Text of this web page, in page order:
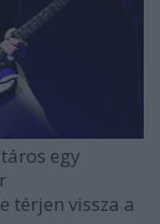
egy
térjen vissza a